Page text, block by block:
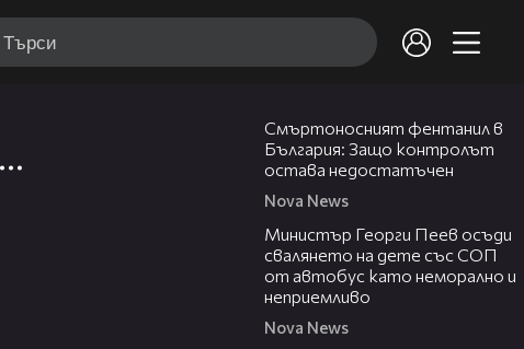
Смъртоносният фентанил в
България: Защо контролът
остава недостатъчен
Nova News
Министър Георги Пеев осъди
свалянето на дете със СОП
от автобус като неморално и
неприемливо
Nova News